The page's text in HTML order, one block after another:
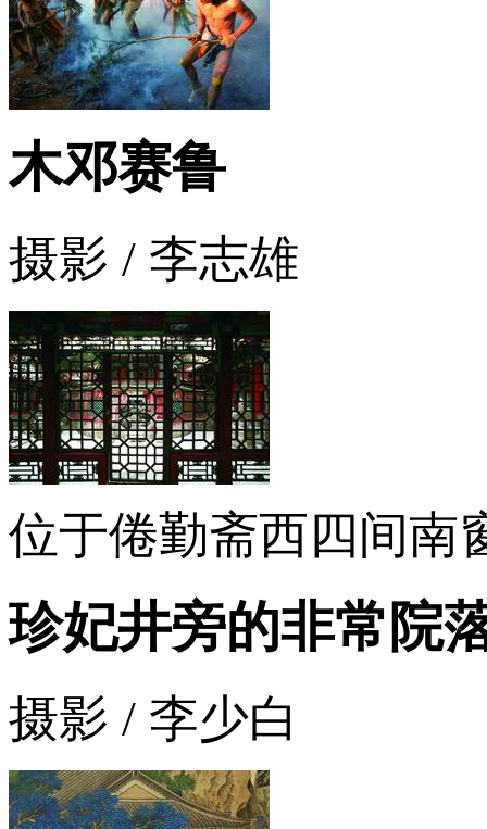
木邓赛鲁
摄影 / 李志雄
位于倦勤斋西四间南
珍妃井旁的非常院
摄影 / 李少白